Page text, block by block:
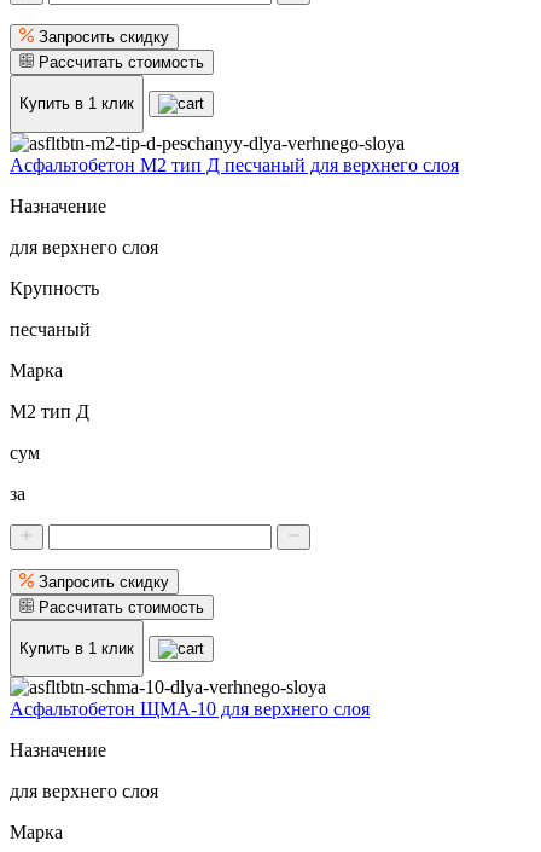
Запросить скидку
Рассчитать стоимость
Купить в 1 клик
Асфальтобетон М2 тип Д песчаный для верхнего слоя
Назначение
для верхнего слоя
Крупность
песчаный
Марка
М2 тип Д
сум
за
Запросить скидку
Рассчитать стоимость
Купить в 1 клик
Асфальтобетон ЩМА-10 для верхнего слоя
Назначение
для верхнего слоя
Марка